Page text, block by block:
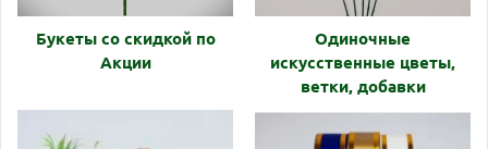
Букеты со скидкой по
Акции
Одиночные
искусственные цветы,
ветки, добавки